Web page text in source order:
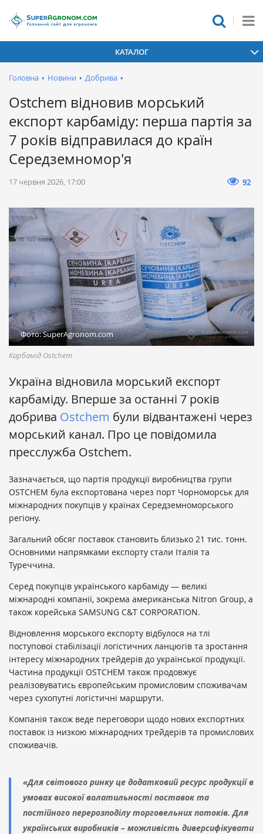
КАТАЛОГ
Головна • Новини • Добрива •
Ostchem відновив морський
експорт карбаміду: перша партія за
7 років відправилася до країн
Середземномор'я
17 червня 2026, 17:00 92
Фото: SuperAgronom.com
Карбамід Ostchem
Україна відновила морський експорт
карбаміду. Вперше за останні 7 років
добрива Ostchem були відвантажені через
морський канал. Про це повідомила
пресслужба Ostchem.
Зазначається, що партія продукції виробництва групи
OSTCHEM була експортована через порт Чорноморськ для
міжнародних покупців у країнах Середземноморського
регіону.
Загальний обсяг поставок становить близько 21 тис. тонн.
Основними напрямками експорту стали Італія та
Туреччина.
Серед покупців українського карбаміду — великі
міжнародні компанії, зокрема американська Nitron Group, а
також корейська SAMSUNG C&T CORPORATION.
Відновлення морського експорту відбулося на тлі
поступової стабілізації логістичних ланцюгів та зростання
інтересу міжнародних трейдерів до української продукції.
Частина продукції OSTCHEM також продовжує
реалізовуватись європейським промисловим споживачам
через сухопутні логістичні маршрути.
Компанія також веде переговори щодо нових експортних
поставок із низкою міжнародних трейдерів та промислових
споживачів.
«Для світового ринку це додатковий ресурс продукції в
умовах високої волатильності поставок та
постійного перерозподілу торговельних потоків. Для
українських виробників – можливість диверсифікувати